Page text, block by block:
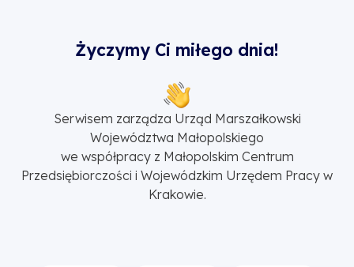
Życzymy Ci miłego dnia!
Serwisem zarządza Urząd Marszałkowski
Województwa Małopolskiego
we współpracy z Małopolskim Centrum
Przedsiębiorczości i Wojewódzkim Urzędem Pracy w
Krakowie.